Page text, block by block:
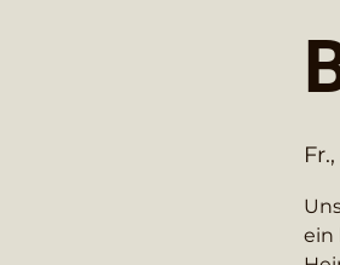
ein